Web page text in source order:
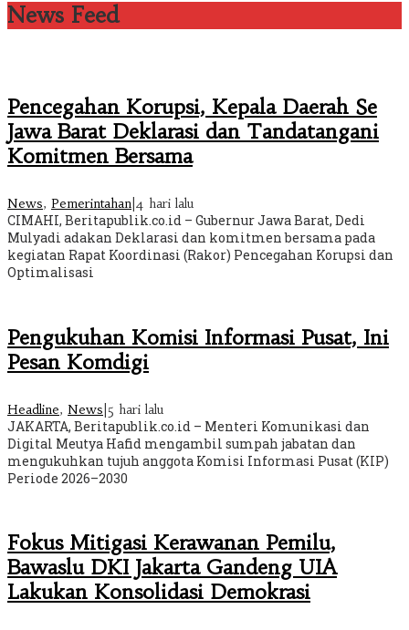
News Feed
Pencegahan Korupsi, Kepala Daerah Se
Jawa Barat Deklarasi dan Tandatangani
Komitmen Bersama
News, Pemerintahan 4 hari lalu
CIMAHI, Beritapublik.co.id – Gubernur Jawa Barat, Dedi
Mulyadi adakan Deklarasi dan komitmen bersama pada
kegiatan Rapat Koordinasi (Rakor) Pencegahan Korupsi dan
Optimalisasi
Pengukuhan Komisi Informasi Pusat, Ini
Pesan Komdigi
Headline, News 5 hari lalu
JAKARTA, Beritapublik.co.id – Menteri Komunikasi dan
Digital Meutya Hafid mengambil sumpah jabatan dan
mengukuhkan tujuh anggota Komisi Informasi Pusat (KIP)
Periode 2026–2030
Fokus Mitigasi Kerawanan Pemilu,
Bawaslu DKI Jakarta Gandeng UIA
Lakukan Konsolidasi Demokrasi